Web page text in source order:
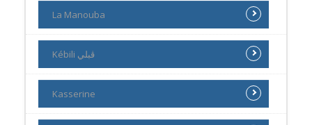
La Manouba
Kébili ڨبلي
Kasserine